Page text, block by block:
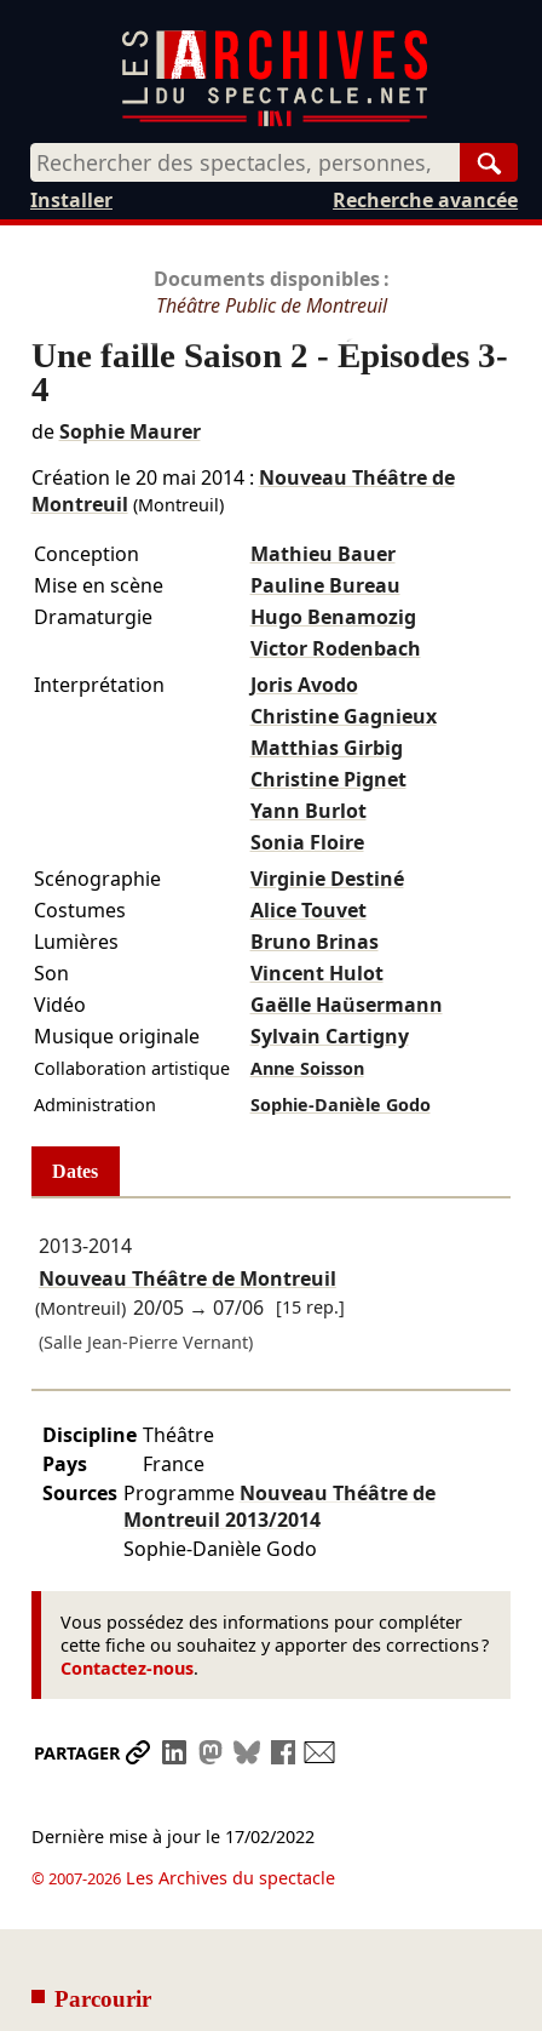
Recherche avancée
Installer
Documents disponibles :
Théâtre Public de Montreuil
Une faille Saison 2 - Épisodes 3-
4
deSophie Maurer
Création le20 mai 2014: Nouveau Théâtre de
Montreuil (Montreuil)
Conception
Mathieu Bauer
Mise en scène
Pauline Bureau
Dramaturgie
Hugo Benamozig
Victor Rodenbach
Interprétation
Joris Avodo
Christine Gagnieux
Matthias Girbig
Christine Pignet
Yann Burlot
Sonia Floire
Scénographie
Virginie Destiné
Costumes
Alice Touvet
Lumières
Bruno Brinas
Son
Vincent Hulot
Vidéo
Gaëlle Haüsermann
Musique originale
Sylvain Cartigny
Collaboration artistique
Anne Soisson
Administration
Sophie-Danièle Godo
Dates
2013-2014
Nouveau Théâtre de Montreuil
(Montreuil) 20/05 →07/06 [15 rep.]
(Salle Jean-Pierre Vernant)
Discipline Théâtre
Pays
France
Sources Programme Nouveau Théâtre de
Montreuil 2013/2014
Sophie-Danièle Godo
Vous possédez des informations pour compléter
cette fiche ou souhaitez y apporter des corrections ?
Contactez-nous.
PARTAGER Partager le lien
Partager sur LinkedIn
Partager sur Mastodon
Partager sur Bluesky
Partager sur Facebook
Dernière mise à jour le 17/02/2022
© 2007-2026Les Archives du spectacle
Parcourir